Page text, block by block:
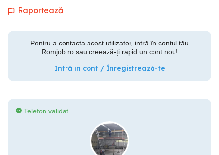
Raportează
Pentru a contacta acest utilizator, intră în contul tău
Romjob.ro sau creează-ți rapid un cont nou!
Intră în cont / Înregistrează-te
Telefon validat